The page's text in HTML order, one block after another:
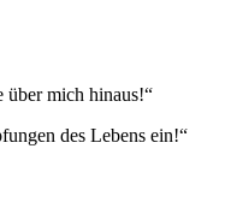
über mich hinaus!“
des Lebens ein!“